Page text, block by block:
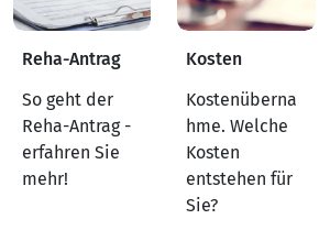
Reha-Antrag
So geht der
Reha-Antrag -
erfahren Sie
mehr!
Kosten
Kostenüberna
hme. Welche
Kosten
entstehen für
Sie?